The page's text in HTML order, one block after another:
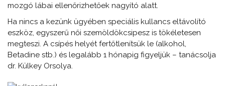
mozgó lábai ellenőrizhetőek nagyító alatt.
Ha nincs a kezünk ügyében speciális kullancs eltávolító
eszköz, egyszerű női szemöldökcsipesz is tökéletesen
megteszi. A csípés helyét fertőtlenítsük le (alkohol,
Betadine stb.) és legalább 1 hónapig figyeljük – tanácsolja
dr. Külkey Orsolya.